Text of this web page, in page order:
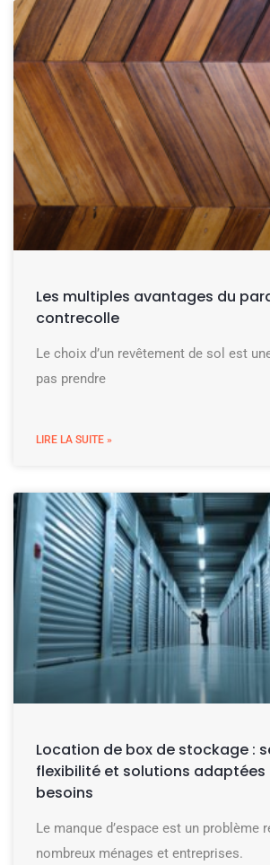
Les multiples avantages du
contrecolle
Le choix d’un revêtement de sol est
pas prendre
LIRE LA SUITE »
Location de box de stockage :
flexibilité et solutions adaptées
besoins
Le manque d’espace est un problème
nombreux ménages et entreprises.